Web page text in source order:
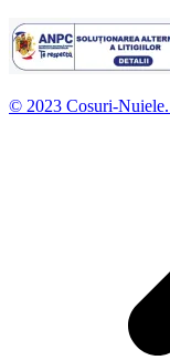
© 2023 Cosuri-